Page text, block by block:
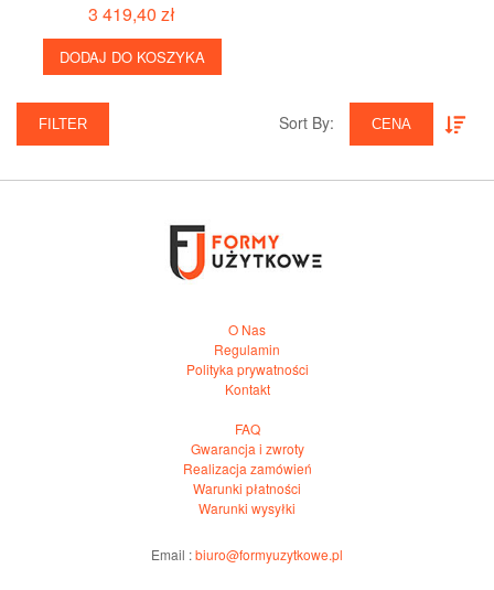
3 419,40 zł
DODAJ DO KOSZYKA
FILTER Sort By:‎ CENA
O Nas
Regulamin
Polityka prywatności
Kontakt
FAQ
Gwarancja i zwroty
Realizacja zamówień
Warunki płatności
Warunki wysyłki
Email :biuro@formyuzytkowe.pl